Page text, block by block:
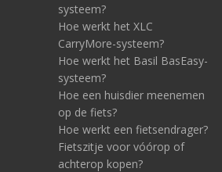
systeem?
Hoe werkt het XLC
CarryMore-systeem?
Hoe werkt het Basil BasEasy-
systeem?
Hoe een huisdier meenemen
op de fiets?
Hoe werkt een fietsendrager?
Fietszitje voor vóórop of
achterop kopen?